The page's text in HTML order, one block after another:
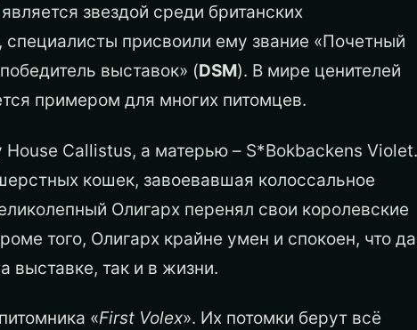
является звездой среди британских
присвоили ему звание «Почетный
выставок» (DSM). В мире ценителей
примером для многих питомцев.
Callistus, а матерью – S*Bokbackens Violet.
кошек, завоевавшая колоссальное
Олигарх перенял свои королевские
того, Олигарх крайне умен и спокоен, что
выставке, так и в жизни.
«First Volex». Их потомки берут всё